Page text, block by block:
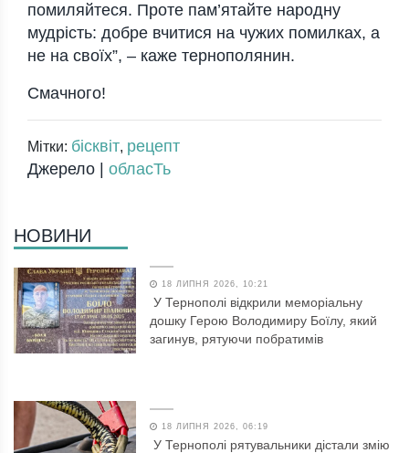
помиляйтеся. Проте пам’ятайте народну
мудрість: добре вчитися на чужих помилках, а
не на своїх”, – каже тернополянин.
Смачного!
Мітки: бісквіт, рецепт
Джерело | обласТь
НОВИНИ
18 ЛИПНЯ 2026, 10:21
У Тернополі відкрили меморіальну
дошку Герою Володимиру Боїлу, який
загинув, рятуючи побратимів
18 ЛИПНЯ 2026, 06:19
У Тернополі рятувальники дістали змію